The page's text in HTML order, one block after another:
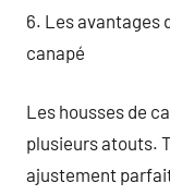
6. Les avantages
canapé
Les housses de
plusieurs atouts.
ajustement